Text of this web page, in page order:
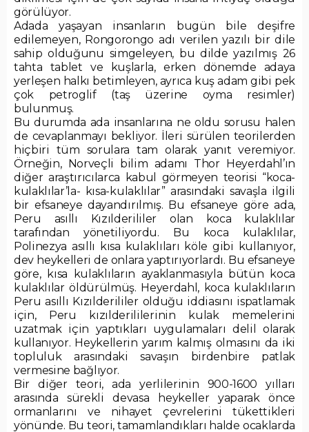
görülüyor.
Adada yaşayan insanların bugün bile deşifre
edilemeyen, Rongorongo adı verilen yazılı bir dile
sahip olduğunu simgeleyen, bu dilde yazılmış 26
tahta tablet ve kuşlarla, erken dönemde adaya
yerleşen halkı betimleyen, ayrıca kuş adam gibi pek
çok petroglif (taş üzerine oyma resimler)
bulunmuş.
Bu durumda ada insanlarına ne oldu sorusu halen
de cevaplanmayı bekliyor. İleri sürülen teorilerden
hiçbiri tüm sorulara tam olarak yanıt veremiyor.
Örneğin, Norveçli bilim adamı Thor Heyerdahl’ın
diğer araştırıcılarca kabul görmeyen teorisi “koca-
kulaklılar’la- kısa-kulaklılar” arasındaki savaşla ilgili
bir efsaneye dayandırılmış. Bu efsaneye göre ada,
Peru asıllı Kızılderililer olan koca kulaklılar
tarafından yönetiliyordu. Bu koca kulaklılar,
Polinezya asıllı kısa kulaklıları köle gibi kullanıyor,
dev heykelleri de onlara yaptırıyorlardı. Bu efsaneye
göre, kısa kulaklıların ayaklanmasıyla bütün koca
kulaklılar öldürülmüş. Heyerdahl, koca kulaklıların
Peru asıllı Kızılderililer olduğu iddiasını ispatlamak
için, Peru kızılderililerinin kulak memelerini
uzatmak için yaptıkları uygulamaları delil olarak
kullanıyor. Heykellerin yarım kalmış olmasını da iki
topluluk arasındaki savaşın birdenbire patlak
vermesine bağlıyor.
Bir diğer teori, ada yerlilerinin 900-1600 yılları
arasında sürekli devasa heykeller yaparak önce
ormanlarını ve nihayet çevrelerini tükettikleri
yönünde. Bu teori, tamamlandıkları halde ocaklarda